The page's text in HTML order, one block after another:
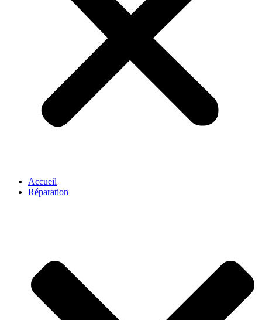
Accueil
Réparation